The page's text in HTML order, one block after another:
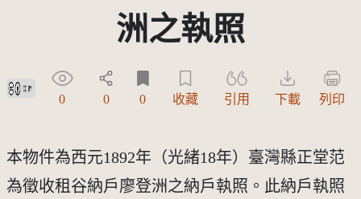
洲之執照
創用CC姓名標示 3.0 台灣及其後版本(CC BY 3.0 TW +)
0 0 0 收藏 引用 下載 列印
本物件為西元1892年（光緒18年）臺灣縣正堂范
為徵收租谷納戶廖登洲之納戶執照。此納戶執照